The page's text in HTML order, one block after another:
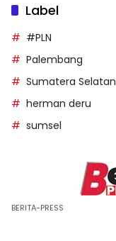
Label
#PLN
Palembang
Sumatera Selatan
herman deru
sumsel
BERITA-PRESS